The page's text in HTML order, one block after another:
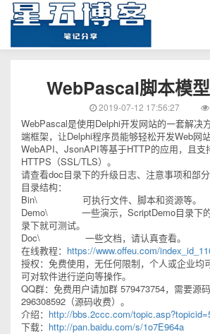
WebPascal脚本模
2019-07-12 17:56:27
WebPascal是使用Delphi开发网站的一套解决
端框架，让Delphi程序员能够轻松开发Web网站
WebAPI、JsonAPI等基于HTTP的应用，且支
HTTPS（SSL/TLS）。
请查看doc目录下的升级日志、注意事项和部
目录结构：
Bin\ 可执行文件、脚本和资源等。
Demo\ 一些演示，ScriptDemo目录下的
录下就可测试。
Doc\ 一些文档，请认真查看。
在线教程： https://www.offeu.com/
授权：免费使用，无任何限制，个人或企业均
可对软件进行逆向等操作。
QQ群：免费用户请加群 579473754，需要源
296308592（源码收费）。
介绍： http://bbs.2ccc.com/
下载： http://pan.baidu.com/s/1o7E964a